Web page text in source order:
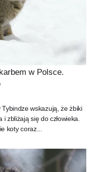
w Polsce.
wskazują, że żbiki
zbliżają się do człowieka.
koty coraz...